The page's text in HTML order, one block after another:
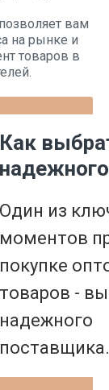
вам
на рынке и
товаров в
Как
надежного
Один из
моментов
покупке
товаров -
надежного
поставщика.